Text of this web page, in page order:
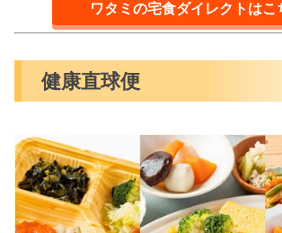
ワタミの宅食ダイレクトはこ
健康直球便